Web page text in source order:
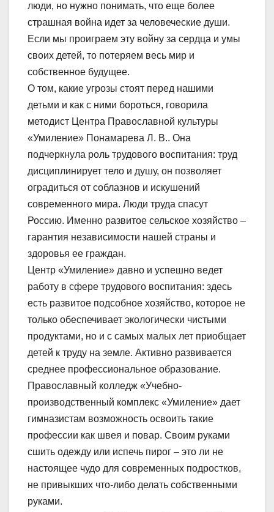
люди, но нужно понимать, что еще более
страшная война идет за человеческие души.
Если мы проиграем эту войну за сердца и умы
своих детей, то потеряем весь мир и
собственное будущее.
О том, какие угрозы стоят перед нашими
детьми и как с ними бороться, говорила
методист Центра Православной культуры
«Умиление» Понамарева Л. В.. Она
подчеркнула роль трудового воспитания: труд
дисциплинирует тело и душу, он позволяет
оградиться от соблазнов и искушений
современного мира. Люди труда спасут
Россию. Именно развитое сельское хозяйство –
гарантия независимости нашей страны и
здоровья ее граждан.
Центр «Умиление» давно и успешно ведет
работу в сфере трудового воспитания: здесь
есть развитое подсобное хозяйство, которое не
только обеспечивает экологически чистыми
продуктами, но и с самых малых лет приобщает
детей к труду на земле. Активно развивается
среднее профессиональное образование.
Православный колледж «Учебно-
производственный комплекс «Умиление» дает
гимназистам возможность освоить такие
профессии как швея и повар. Своим руками
сшить одежду или испечь пирог – это ли не
настоящее чудо для современных подростков,
не привыкших что-либо делать собственными
руками.